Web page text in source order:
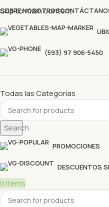
Skip to main content
Descubre nuestras
SOBRE NOSOTROS
(593) 97 906-5450
Todas las Categorías
Search
PROMOCIONES
DESCUENTOS
0 items